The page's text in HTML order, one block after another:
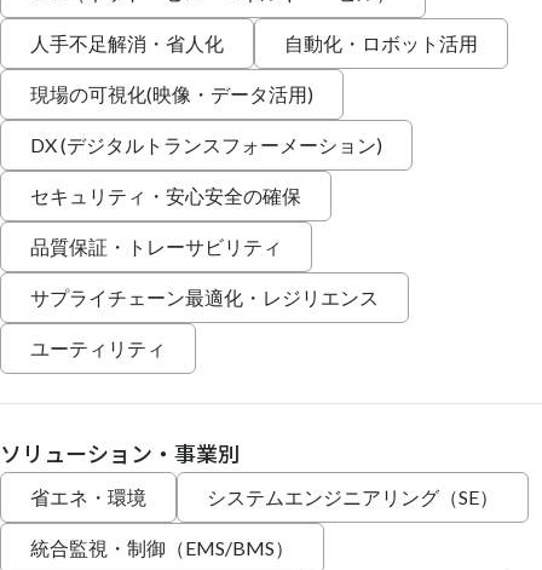
人手不足解消・省人化 自動化・ロボット活用
現場の可視化(映像・データ活用)
DX (デジタルトランスフォーメーション)
セキュリティ・安心安全の確保
品質保証・トレーサビリティ
サプライチェーン最適化・レジリエンス
ユーティリティ
ソリューション・事業別
省エネ・環境 システムエンジニアリング（SE）
統合監視・制御（EMS/BMS）